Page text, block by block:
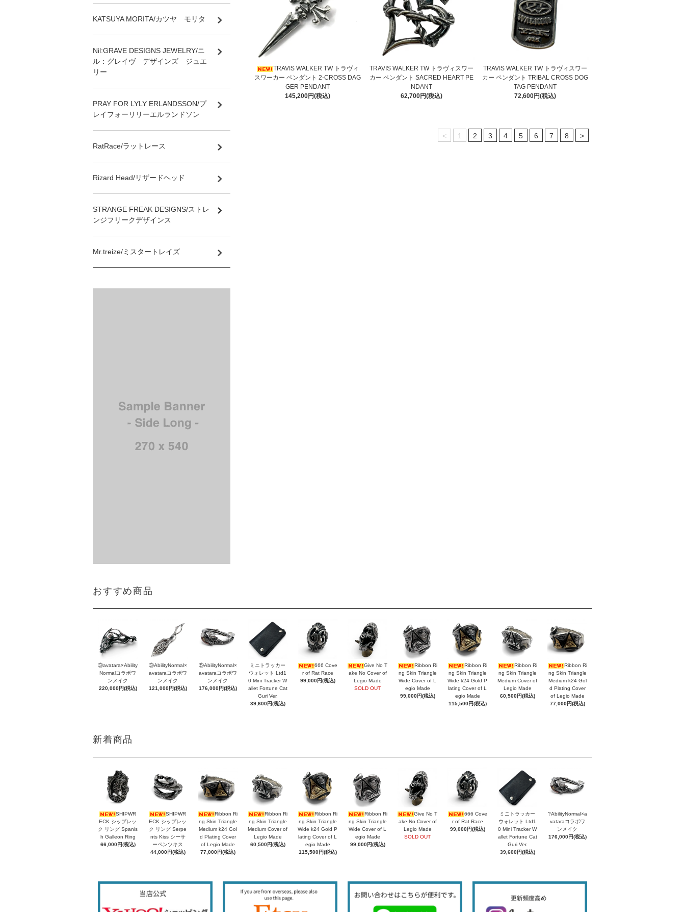
TRAVIS WALKER TW トラヴィ
スワーカー ペンダント 2-CROSS DAG
GER PENDANT
145,200円(税込)
TRAVIS WALKER TW トラヴィスワー
カー ペンダント SACRED HEART PE
NDANT
62,700円(税込)
TRAVIS WALKER TW トラヴィスワー
カー ペンダント TRIBAL CROSS DOG
TAG PENDANT
72,600円(税込)
< 1 2 3 4 5 6 7 8 >
KATSUYA MORITA/カツヤ モリタ
Nil:GRAVE DESIGNS JEWELRY/ニ
ル：グレイヴ デザインズ ジュエ
リー
PRAY FOR LYLY ERLANDSSON/プ
レイフォーリリーエルランドソン
RatRace/ラットレース
Rizard Head/リザードヘッド
STRANGE FREAK DESIGNS/ストレ
ンジフリークデザインス
Mr.treize/ミスタートレイズ
おすすめ商品
③avatara×Ability
Normalコラボワ
ンメイク
220,000円(税込)
③AbilityNormal×
avataraコラボワ
ンメイク
121,000円(税込)
⑤AbilityNormal×
avataraコラボワ
ンメイク
176,000円(税込)
ミニトラッカー
ウォレット Ltd1
0 Mini Tracker W
allet Fortune Cat
Guri Ver.
39,600円(税込)
666 Cove
r of Rat Race
99,000円(税込)
Give No T
ake No Cover of
Legio Made
SOLD OUT
Ribbon Ri
ng Skin Triangle
Wide Cover of L
egio Made
99,000円(税込)
Ribbon Ri
ng Skin Triangle
Wide k24 Gold P
lating Cover of L
egio Made
115,500円(税込)
Ribbon Ri
ng Skin Triangle
Medium Cover of
Legio Made
60,500円(税込)
Ribbon Ri
ng Skin Triangle
Medium k24 Gol
d Plating Cover
of Legio Made
77,000円(税込)
新着商品
SHIPWR
ECK シップレッ
ク リング Spanis
h Galleon Ring
66,000円(税込)
SHIPWR
ECK シップレッ
ク リング Serpe
nts Kiss シーサ
ーペンツキス
44,000円(税込)
Ribbon Ri
ng Skin Triangle
Medium k24 Gol
d Plating Cover
of Legio Made
77,000円(税込)
Ribbon Ri
ng Skin Triangle
Medium Cover of
Legio Made
60,500円(税込)
Ribbon Ri
ng Skin Triangle
Wide k24 Gold P
lating Cover of L
egio Made
115,500円(税込)
Ribbon Ri
ng Skin Triangle
Wide Cover of L
egio Made
99,000円(税込)
Give No T
ake No Cover of
Legio Made
SOLD OUT
666 Cove
r of Rat Race
99,000円(税込)
ミニトラッカー
ウォレット Ltd1
0 Mini Tracker W
allet Fortune Cat
Guri Ver.
39,600円(税込)
?AbilityNormal×a
vataraコラボワ
ンメイク
176,000円(税込)